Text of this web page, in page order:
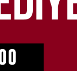
Çift pedli